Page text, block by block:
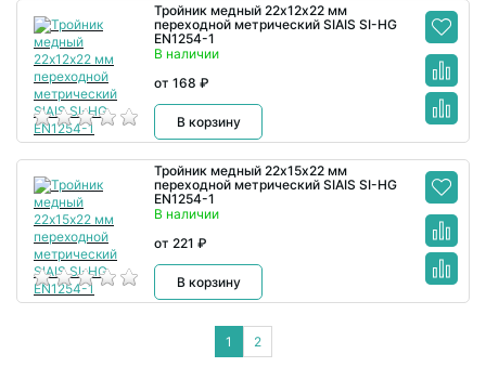
Тройник медный 22х12х22 мм
переходной метрический SIAIS SI-HG
EN1254-1
В наличии
от 168 ₽
В корзину
Тройник медный 22х15х22 мм
переходной метрический SIAIS SI-HG
EN1254-1
В наличии
от 221 ₽
В корзину
1 2